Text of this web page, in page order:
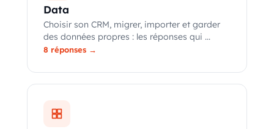
Data
Choisir son CRM, migrer, importer et garder
des données propres : les réponses qui ...
8 réponses →